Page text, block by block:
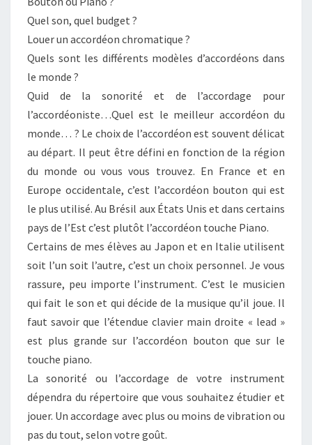
Quel son, quel budget ?
Louer un accordéon chromatique ?
Quels sont les différents modèles d’accordéons dans
le monde ?
Quid de la sonorité et de l’accordage pour
l’accordéoniste…Quel est le meilleur accordéon du
monde… ? Le choix de l’accordéon est souvent délicat
au départ. Il peut être défini en fonction de la région
du monde ou vous vous trouvez. En France et en
Europe occidentale, c’est l’accordéon bouton qui est
le plus utilisé. Au Brésil aux États Unis et dans certains
pays de l’Est c’est plutôt l’accordéon touche Piano.
Certains de mes élèves au Japon et en Italie utilisent
soit l’un soit l’autre, c’est un choix personnel. Je vous
rassure, peu importe l’instrument. C’est le musicien
qui fait le son et qui décide de la musique qu’il joue. Il
faut savoir que l’étendue clavier main droite « lead »
est plus grande sur l’accordéon bouton que sur le
touche piano.
La sonorité ou l’accordage de votre instrument
dépendra du répertoire que vous souhaitez étudier et
jouer. Un accordage avec plus ou moins de vibration ou
pas du tout, selon votre goût.